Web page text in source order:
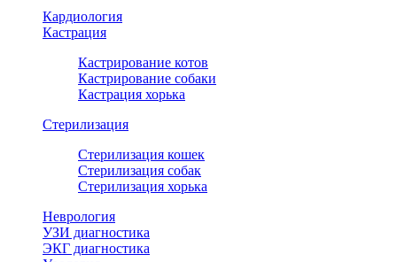
Кардиология
Кастрация
Кастрирование котов
Кастрирование собаки
Кастрация хорька
Стерилизация
Стерилизация кошек
Стерилизация собак
Стерилизация хорька
Неврология
УЗИ диагностика
ЭКГ диагностика